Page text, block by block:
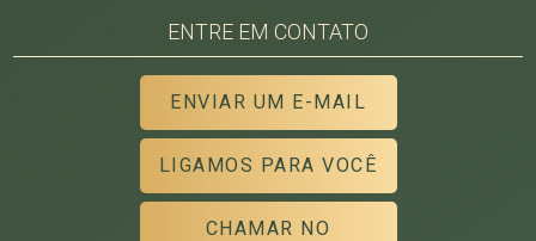
ENTRE EM CONTATO
ENVIAR UM E-MAIL
LIGAMOS PARA VOCÊ
CHAMAR NO